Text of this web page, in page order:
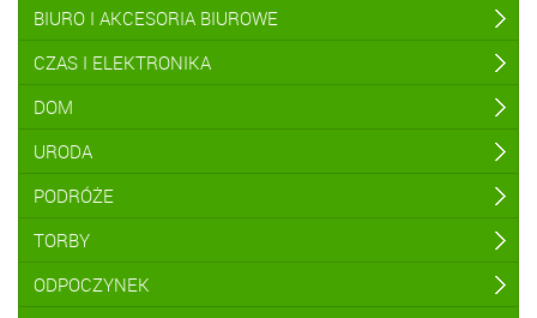
BIURO I AKCESORIA BIUROWE
CZAS I ELEKTRONIKA
DOM
URODA
PODRÓŻE
TORBY
ODPOCZYNEK